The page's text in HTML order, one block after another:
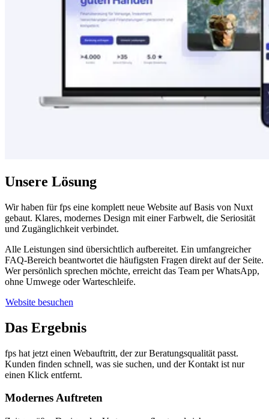
Unsere Lösung
Wir haben für fps eine komplett neue Website auf Basis von Nuxt
gebaut. Klares, modernes Design mit einer Farbwelt, die Seriosität
und Zugänglichkeit verbindet.
Alle Leistungen sind übersichtlich aufbereitet. Ein umfangreicher
FAQ-Bereich beantwortet die häufigsten Fragen direkt auf der Seite.
Wer persönlich sprechen möchte, erreicht das Team per WhatsApp,
ohne Umwege oder Warteschleife.
Website besuchen
Das Ergebnis
fps hat jetzt einen Webauftritt, der zur Beratungsqualität passt.
Kunden finden schnell, was sie suchen, und der Kontakt ist nur
einen Klick entfernt.
Modernes Auftreten